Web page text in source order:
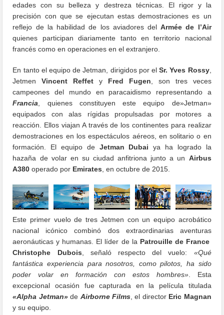
edades con su belleza y destreza técnicas. El rigor y la
precisión con que se ejecutan estas demostraciones es un
reflejo de la habilidad de los aviadores delArmée de l’Air
quienes participan diariamente tanto en territorio nacional
francés como en operaciones en el extranjero.
En tanto el equipo de Jetman, dirigidos por elSr. Yves Rossy,
JetmenVincent Reffet y Fred Fugen , son tres veces
campeones del mundo en paracaidismo representando a
Francia , quienes constituyen este equipo de»Jetman»
equipados con alas rígidas propulsadas por motores a
reacción. Ellos viajan A través de los continentes para realizar
demostraciones en los espectáculos aéreos, en solitario o en
formación. El equipo de Jetman Dubai ya ha logrado la
hazaña de volar en su ciudad anfitriona junto a un Airbus
A380 operado por Emirates , en octubre de 2015.
Este primer vuelo de tres Jetmen con un equipo acrobático
nacional icónico combinó dos extraordinarias aventuras
aeronáuticas y humanas. El líder de la Patrouille de France
Christophe Dubois , señaló respecto del vuelo: «Qué
fantástica experiencia para nosotros, como pilotos, ha sido
poder volar en formación con estos hombres». Esta
excepcional ocasión fue capturada en la película titulada
«Alpha Jetman» de Airborne Films , el director Eric Magnan
y su equipo.